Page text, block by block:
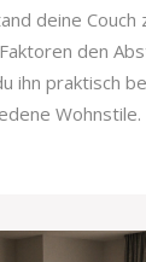
deine Couch
den
ihn praktisch
Wohnstile.